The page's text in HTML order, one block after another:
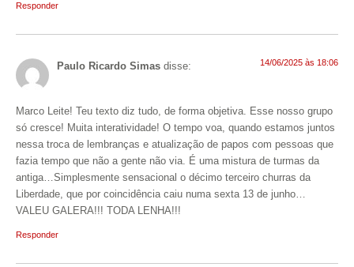
Responder
Paulo Ricardo Simas disse: 14/06/2025 às 18:06
Marco Leite! Teu texto diz tudo, de forma objetiva. Esse nosso grupo
só cresce! Muita interatividade! O tempo voa, quando estamos juntos
nessa troca de lembranças e atualização de papos com pessoas que
fazia tempo que não a gente não via. É uma mistura de turmas da
antiga…Simplesmente sensacional o décimo terceiro churras da
Liberdade, que por coincidência caiu numa sexta 13 de junho…
VALEU GALERA!!! TODA LENHA!!!
Responder